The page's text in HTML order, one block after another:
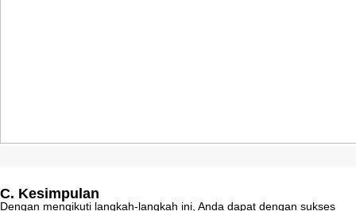
C. Kesimpulan
Dengan mengikuti langkah-langkah ini, Anda dapat dengan sukses